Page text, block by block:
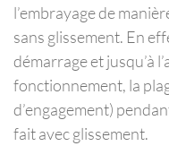
l’embrayage de
sans glissement. En
démarrage et jusqu’à
fonctionnement, la
d’engagement)
fait avec glissement.